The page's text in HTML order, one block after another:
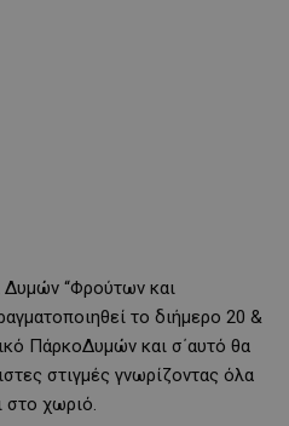
Δυμών “Φρούτων και
το διήμερο 20 &
ΠάρκοΔυμών και σ΄αυτό θα
στιγμές γνωρίζοντας όλα
στο χωριό.